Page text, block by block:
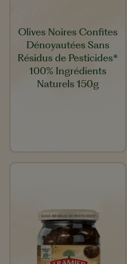
Olives Noires Confites
Dénoyautées Sans
Résidus de Pesticides*
100% Ingrédients
Naturels 150g